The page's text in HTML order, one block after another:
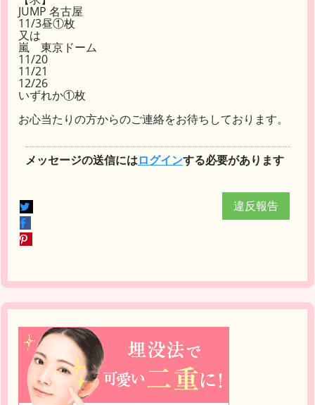
JUMP 名古屋
11/3昼①枚
又は
嵐 東京ドーム
11/20
11/21
12/26
いずれか①枚
お心当たりの方からのご連絡をお待ちしております。
メッセージの送信にはログインする必要があります
違反報告